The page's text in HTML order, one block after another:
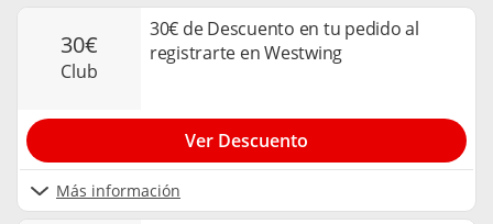
30€
club
30€ de Descuento en tu pedido al
registrarte en Westwing
Más información
Ver Descuento